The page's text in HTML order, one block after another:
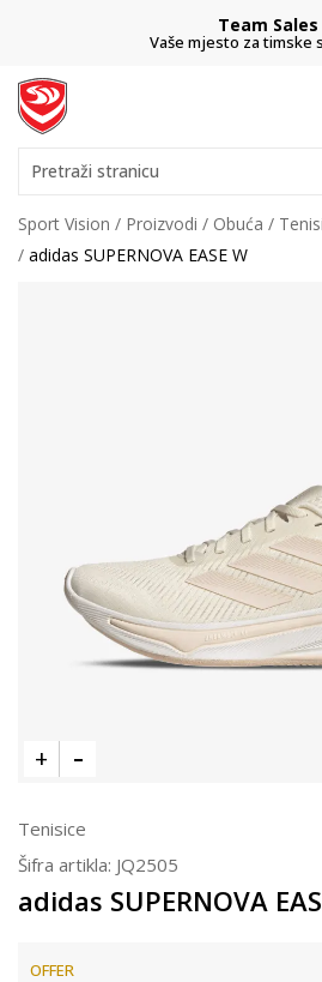
Team Sales
Vaše mjesto za timske
Pretraži stranicu
Sport Vision Proizvodi Obuća
adidas SUPERNOVA EASE W
Tenisice
Šifra artikla: JQ2505
adidas SUPERNOVA
OFFER